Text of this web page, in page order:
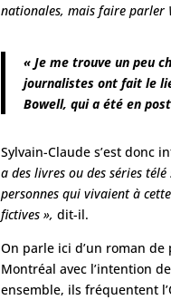
nationales, mais faire parler
« Je me trouve un peu
journalistes ont fait le
Bowell, qui a été en
Sylvain-Claude s’est donc
a des livres ou des séries
personnes qui vivaient à
fictives », dit-il.
On parle ici d’un roman
Montréal avec l’intention
ensemble, ils fréquentent